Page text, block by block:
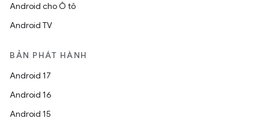
Android cho Ô tô
Android TV
BẢN PHÁT HÀNH
Android 17
Android 16
Android 15